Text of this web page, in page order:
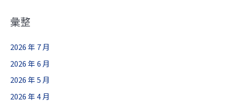
彙整
2026 年 7 月
2026 年 6 月
2026 年 5 月
2026 年 4 月